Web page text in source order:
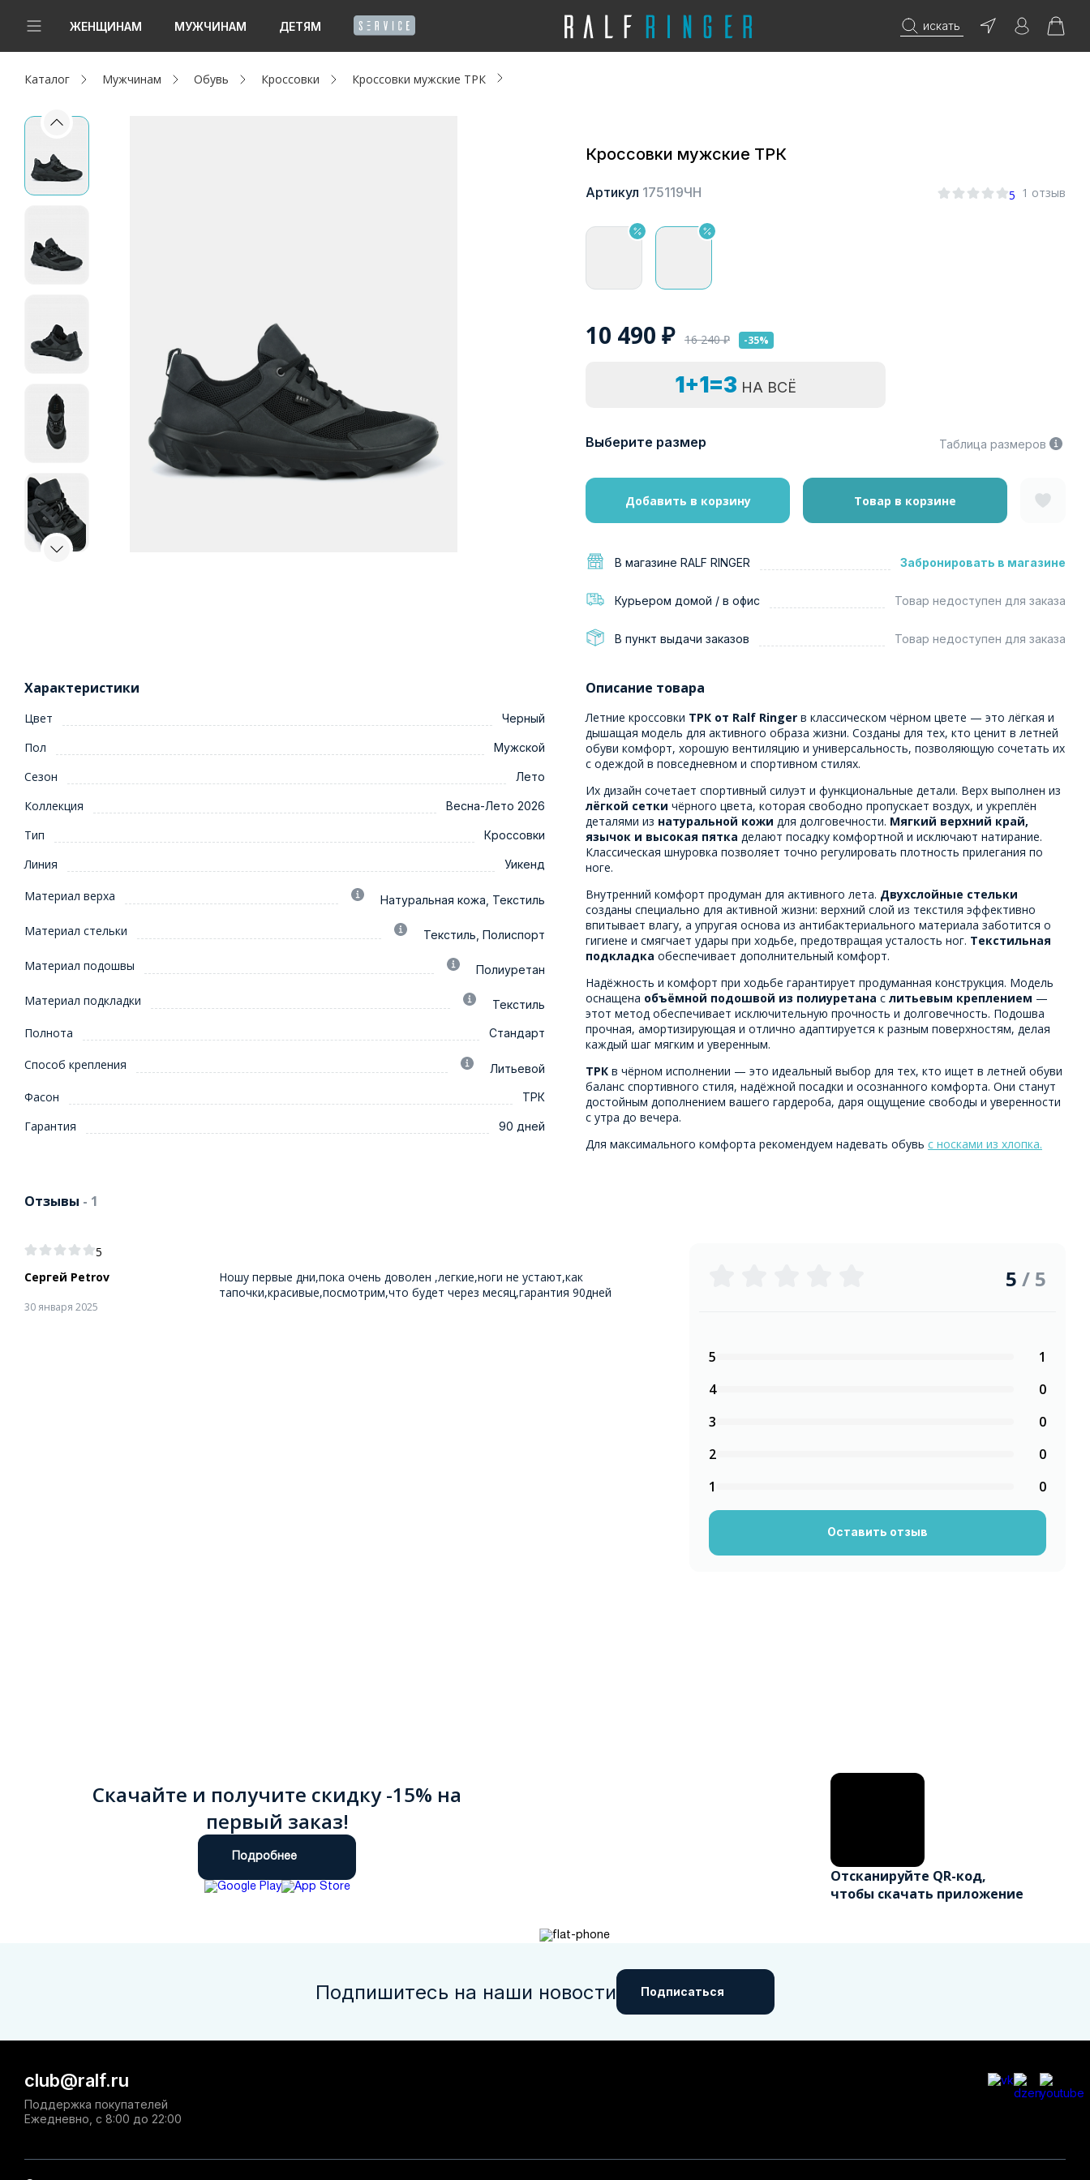
ЖЕНЩИНАМ МУЖЧИНАМ ДЕТЯМ искать
Новинки
Женщинам
Мужчинам
Капсула
Адреса магазинов
Каталог Мужчинам Обувь Кроссовки Кроссовки мужские ТРК
Кроссовки мужские ТРК
Артикул 175119ЧН 5 1 отзыв
10 490 ₽ 16 240₽ -35%
1+1=3 НА ВСЁ
Выберите размер Таблица размеров
Добавить в корзину Товар в корзине
В магазине RALF RINGER Забронировать в магазине
Курьером домой / в офис Товар недоступен для заказа
В пункт выдачи заказов Товар недоступен для заказа
Характеристики
Цвет Черный
Пол Мужской
Сезон Лето
Коллекция Весна-Лето 2026
Тип Кроссовки
Линия Уикенд
Материал верха Натуральная кожа, Текстиль
Материал стельки Текстиль, Полиспорт
Материал подошвы Полиуретан
Материал подкладки Текстиль
Полнота Стандарт
Способ крепления Литьевой
Фасон ТРК
Гарантия 90 дней
Описание товара
Летние кроссовки ТРК от Ralf Ringer в классическом чёрном цвете — это лёгкая и
дышащая модель для активного образа жизни. Созданы для тех, кто ценит в летней
обуви комфорт, хорошую вентиляцию и универсальность, позволяющую сочетать их
с одеждой в повседневном и спортивном стилях.
Их дизайн сочетает спортивный силуэт и функциональные детали. Верх выполнен из
лёгкой сетки чёрного цвета, которая свободно пропускает воздух, и укреплён
деталями из натуральной кожи для долговечности. Мягкий верхний край,
язычок и высокая пятка делают посадку комфортной и исключают натирание.
Классическая шнуровка позволяет точно регулировать плотность прилегания по
ноге.
Внутренний комфорт продуман для активного лета. Двухслойные стельки
созданы специально для активной жизни: верхний слой из текстиля эффективно
впитывает влагу, а упругая основа из антибактериального материала заботится о
гигиене и смягчает удары при ходьбе, предотвращая усталость ног. Текстильная
подкладка обеспечивает дополнительный комфорт.
Надёжность и комфорт при ходьбе гарантирует продуманная конструкция. Модель
оснащена объёмной подошвой из полиуретана с литьевым креплением —
этот метод обеспечивает исключительную прочность и долговечность. Подошва
прочная, амортизирующая и отлично адаптируется к разным поверхностям, делая
каждый шаг мягким и уверенным.
ТРК в чёрном исполнении — это идеальный выбор для тех, кто ищет в летней обуви
баланс спортивного стиля, надёжной посадки и осознанного комфорта. Они станут
достойным дополнением вашего гардероба, даря ощущение свободы и уверенности
с утра до вечера.
Для максимального комфорта рекомендуем надевать обувь с носками из хлопка.
Отзывы - 1
5
Сергей Petrov
30 января 2025
Ношу первые дни,пока очень доволен ,легкие,ноги не устают,как
тапочки,красивые,посмотрим,что будет через месяц,гарантия 90дней
5 / 5
5
1
4
0
3
0
2
0
1
0
Оставить отзыв
Скачайте и получите скидку -15% на
первый заказ!
Подробнее
Отсканируйте QR-код,
чтобы скачать приложение
Подпишитесь на наши новости Подписаться
club@ralf.ru
Поддержка покупателей
Ежедневно, с 8:00 до 22:00